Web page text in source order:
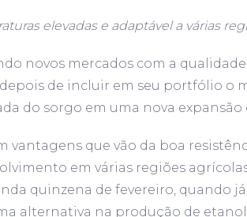
elevadas e adaptável a várias
novos mercados com a
depois de incluir em seu portfólio
do sorgo em uma nova expansão
vantagens que vão da boa
em várias regiões
quinzena de fevereiro, quando
alternativa na produção de